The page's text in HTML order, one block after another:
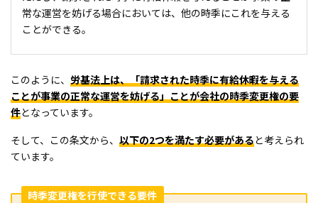
常な運営を妨げる場合においては、他の時季にこれを与える
ことができる。
このように、 労基法上は、「請求された時季に有給休暇を与える
ことが事業の正常な運営を妨げる」ことが会社の時季変更権の要
件となっています。
そして、この条文から、 以下の2つを満たす必要があると考えられ
ています。
時季変更権を行使できる要件